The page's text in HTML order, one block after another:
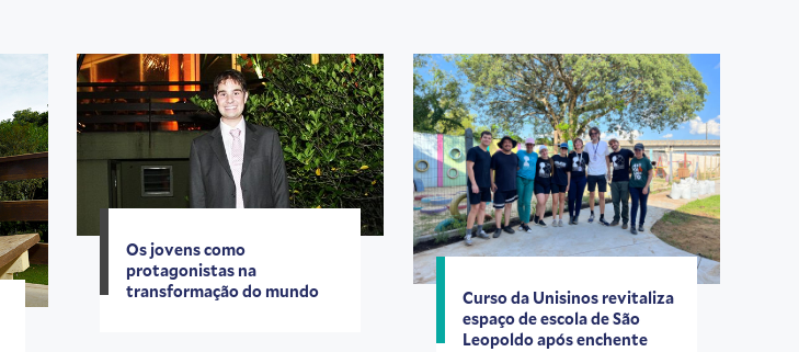
Os jovens como
protagonistas na
transformação do mundo
Curso da Unisinos revitaliza
espaço de escola de São
Leopoldo após enchente